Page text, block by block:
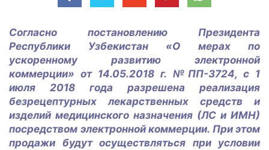
Согласно постановлению Президента
Республики Узбекистан «О мерах по
ускоренному развитию электронной
коммерции» от 14.05.2018 г. №ПП-3724, с 1
июля 2018 года разрешена реализация
безрецептурных лекарственных средств и
изделий медицинского назначения (ЛС и ИМН)
посредством электронной коммерции. При этом
продажи будут осуществляться при условии